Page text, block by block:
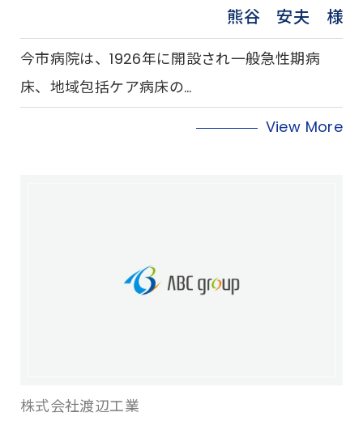
熊谷 安夫 様
今市病院は、1926年に開設され一般急性期病
床、地域包括ケア病床の…
View More
株式会社渡辺工業